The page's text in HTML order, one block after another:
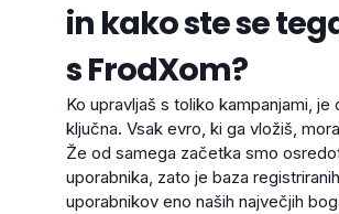
in kako ste se
s FrodXom?
Ko upravljaš s toliko kampanjami, je
ključna. Vsak evro, ki ga vložiš,
Že od samega začetka smo
uporabnika, zato je baza registriranih
uporabnikov eno naših največjih